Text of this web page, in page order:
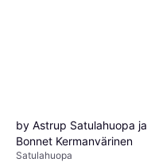
by Astrup Satulahuopa ja
Bonnet Kermanvärinen
Satulahuopa